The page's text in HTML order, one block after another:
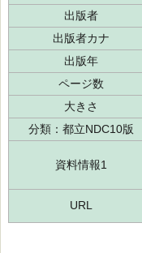
出版者
出版者カナ
出版年
ページ数
大きさ
分類：都立NDC10版
資料情報1
URL